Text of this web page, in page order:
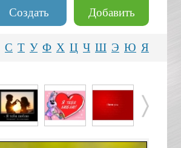
Добавить
Создать
С Т У Ф Х Ц Ч Ш Э Ю Я